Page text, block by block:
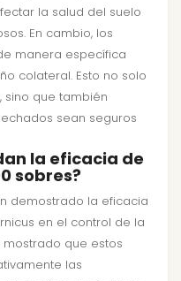
la salud del suelo
En cambio, los
manera específica
colateral. Esto no solo
sino que también
sean seguros
la eficacia de
sobres?
demostrado la eficacia
en el control de la
que estos
las